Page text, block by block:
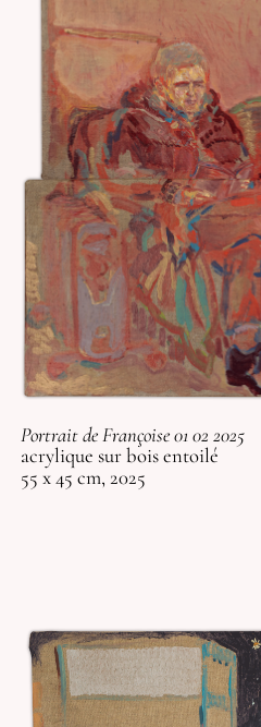
Portrait de Françoise 01 02 2025
acrylique sur bois entoilé
55 x 45 cm, 2025